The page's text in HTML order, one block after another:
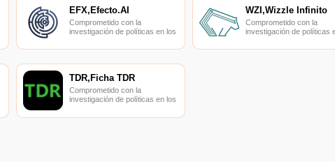
EFX,Efecto.AI
Comprometido con la
investigación de políticas en los
finanzas, las finanzas
WZI,Wizzle Infinito
Comprometido con la
investigación de políticas
finanzas, las finanzas
TDR,Ficha TDR
Comprometido con la
investigación de políticas en los
finanzas, las finanzas